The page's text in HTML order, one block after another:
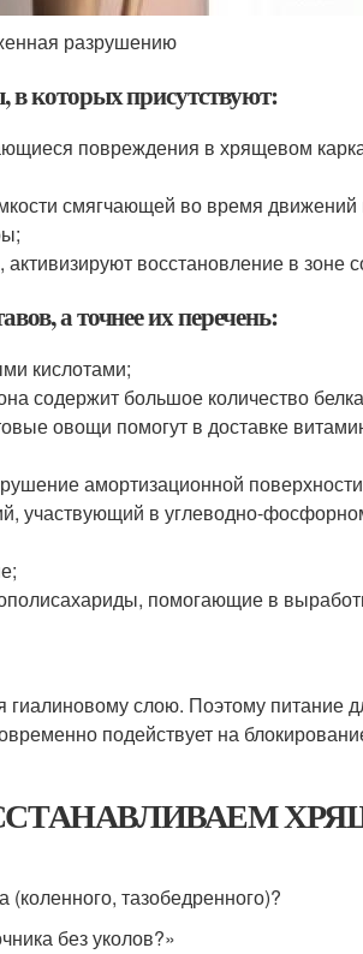
разрушению
в которых присутствуют:
повреждения в хрящевом
смягчающей во время движений
восстановление в зоне
а точнее их перечень:
кислотами;
содержит большое количество
овощи помогут в доставке
амортизационной
участвующий в углеводно-
помогающие в
слою. Поэтому питание
подействует на
ВОССТАНАВЛИВАЕМ
тазобедренного)?
без уколов?»